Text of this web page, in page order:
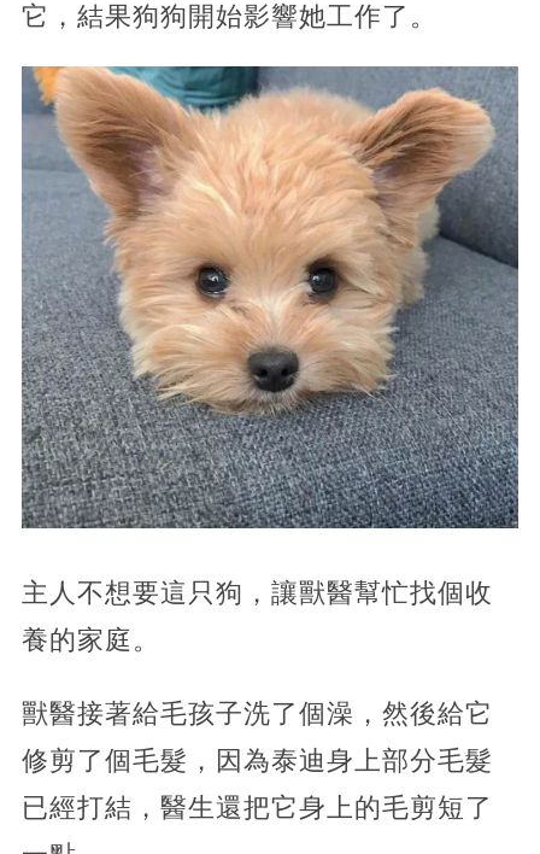
它，結果狗狗開始影響她工作了。
主人不想要這只狗，讓獸醫幫忙找個收
養的家庭。
獸醫接著給毛孩子洗了個澡，然後給它
修剪了個毛髮，因為泰迪身上部分毛髮
已經打結，醫生還把它身上的毛剪短了